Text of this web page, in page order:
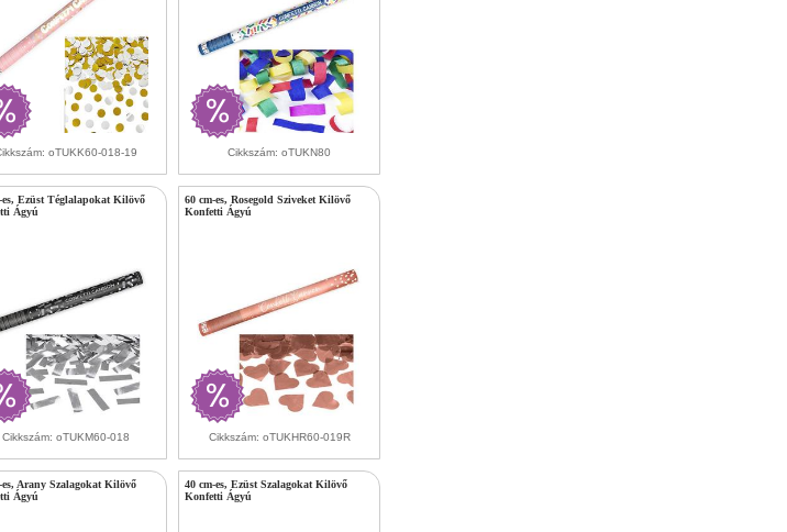
oTUKK60-018-19 Cikkszám: oTUKN80
es, Ezüst Téglalapokat Kilövő
Ágyú
Cikkszám: oTUKM60-018
60 cm-es, Rosegold Sziveket Kilövő
Konfetti Ágyú
Cikkszám: oTUKHR60-019R
es, Arany Szalagokat Kilövő
Ágyú
40 cm-es, Ezüst Szalagokat Kilövő
Konfetti Ágyú